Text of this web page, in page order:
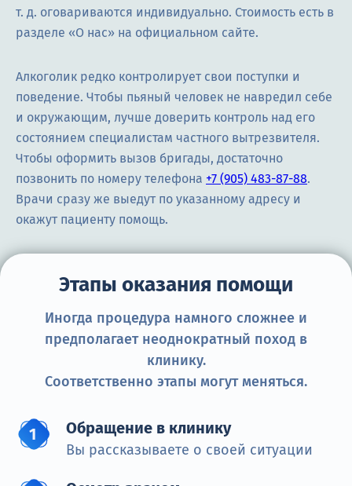
т. д. оговариваются индивидуально. Стоимость есть в
разделе «О нас» на официальном сайте.
Алкоголик редко контролирует свои поступки и
поведение. Чтобы пьяный человек не навредил себе
и окружающим, лучше доверить контроль над его
состоянием специалистам частного вытрезвителя.
Чтобы оформить вызов бригады, достаточно
позвонить по номеру телефона +7 (905) 483-87-88.
Врачи сразу же выедут по указанному адресу и
окажут пациенту помощь.
Этапы оказания помощи
Иногда процедура намного сложнее и
предполагает неоднократный поход в
клинику.
Соответственно этапы могут меняться.
Обращение в клинику
Вы рассказываете о своей ситуации